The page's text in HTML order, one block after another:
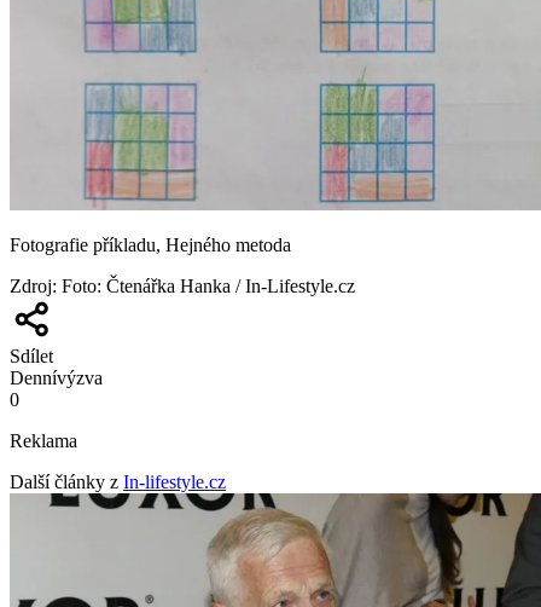
Fotografie příkladu, Hejného metoda
Zdroj: Foto: Čtenářka Hanka / In-Lifestyle.cz
Sdílet
Dennívýzva
0
Reklama
Další články z In-lifestyle.cz